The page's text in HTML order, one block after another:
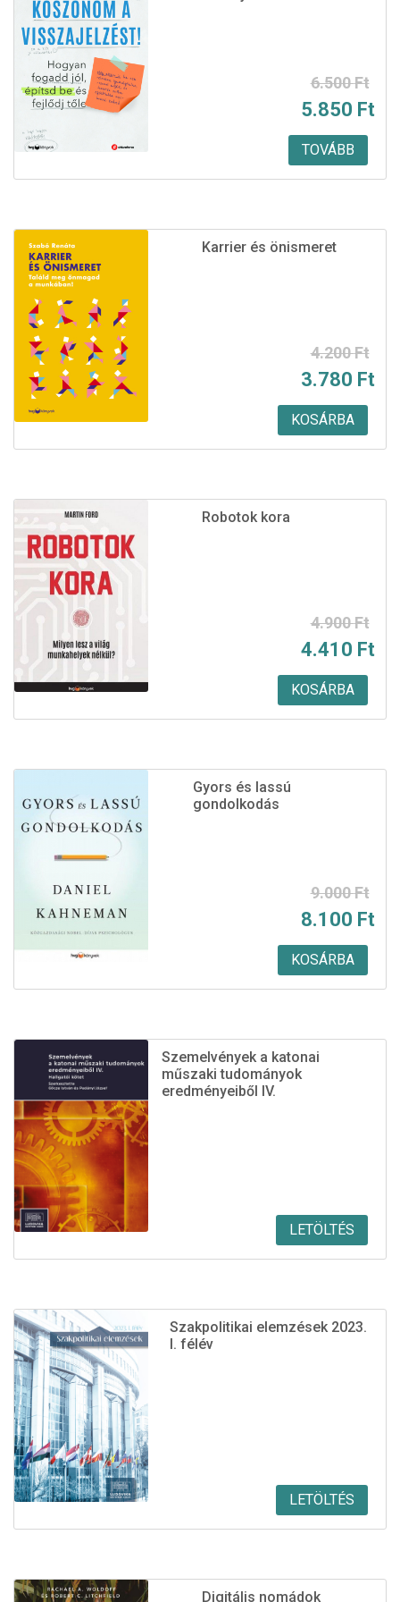
6.500Ft
Original
price
was:
6.500 Ft.
5.850 Ft
Current
price
is:
5.850 Ft.
TOVÁBB
Karrier és önismeret
4.200Ft
Original
price
was:
4.200 Ft.
3.780 Ft
Current
price
is:
3.780 Ft.
KOSÁRBA
Robotok kora
4.900Ft
Original
price
was:
4.900 Ft.
4.410 Ft
Current
price
is:
4.410 Ft.
KOSÁRBA
Gyors és lassú
gondolkodás
9.000Ft
Original
price
was:
9.000 Ft.
8.100 Ft
Current
price
is:
8.100 Ft.
KOSÁRBA
Szemelvények a katonai
műszaki tudományok
eredményeiből IV.
LETÖLTÉS
Szakpolitikai elemzések 2023.
I. félév
LETÖLTÉS
Digitális nomádok